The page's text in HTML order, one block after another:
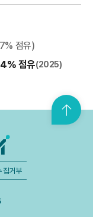
점유)
점유(2025)
맨
위
집거부